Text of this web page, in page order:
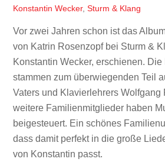
Konstantin Wecker,Sturm & Klang
Vor zwei Jahren schon ist das
von Katrin Rosenzopf bei Sturm &
Konstantin Wecker, erschienen.
stammen zum überwiegenden Teil
Vaters und Klavierlehrers Wolfgang
weitere Familienmitglieder haben
beigesteuert. Ein schönes
dass damit perfekt in die große
von Konstantin passt.